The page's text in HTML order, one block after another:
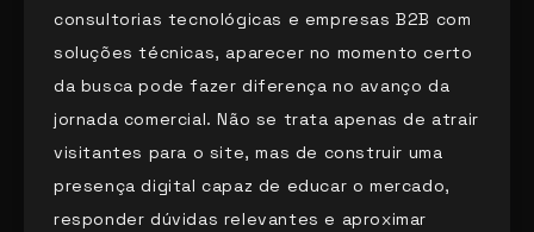
consultorias tecnológicas e empresas B2B com
soluções técnicas, aparecer no momento certo
da busca pode fazer diferença no avanço da
jornada comercial. Não se trata apenas de atrair
visitantes para o site, mas de construir uma
presença digital capaz de educar o mercado,
responder dúvidas relevantes e aproximar